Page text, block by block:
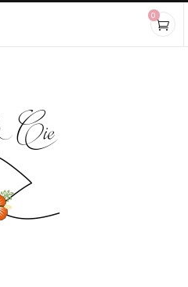
0